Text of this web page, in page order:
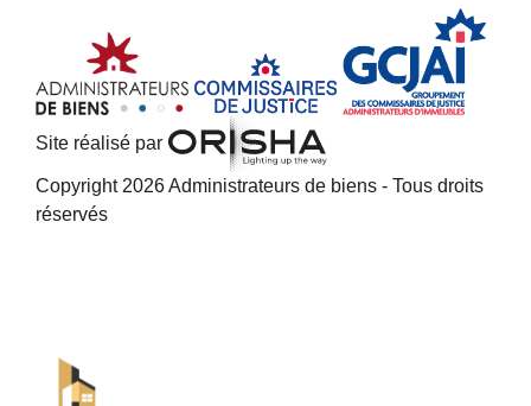
Site réalisé par
Copyright 2026 Administrateurs de biens - Tous droits
réservés